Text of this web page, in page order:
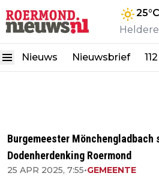
25°C
Nieuws Nieuwsbrief 112
Burgemeester Mönchengladbach
Dodenherdenking Roermond
25 APR 2025, 7:55•GEMEENTE